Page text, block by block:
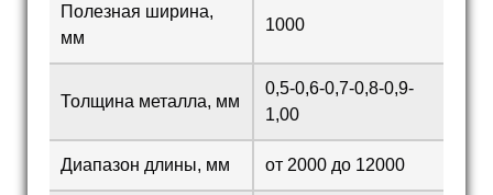
Полезная ширина,
мм
1000
Толщина металла, мм
0,5-0,6-0,7-0,8-0,9-
1,00
Диапазон длины, мм от 2000 до 12000